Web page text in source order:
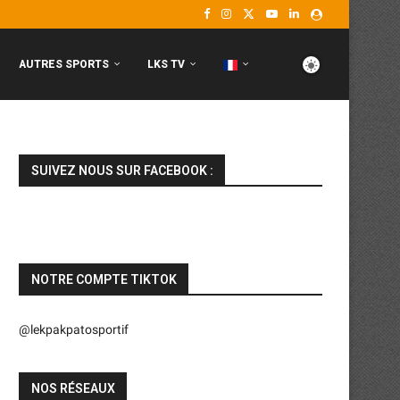
AUTRES SPORTS LKS TV
SUIVEZ NOUS SUR FACEBOOK :
NOTRE COMPTE TIKTOK
@lekpakpatosportif
NOS RÉSEAUX